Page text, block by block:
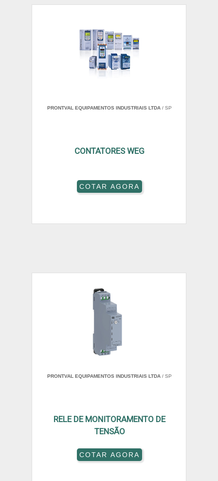
PRONTVAL EQUIPAMENTOS INDUSTRIAIS LTDA / SP
CONTATORES WEG
COTAR AGORA
PRONTVAL EQUIPAMENTOS INDUSTRIAIS LTDA / SP
RELE DE MONITORAMENTO DE
TENSÃO
COTAR AGORA